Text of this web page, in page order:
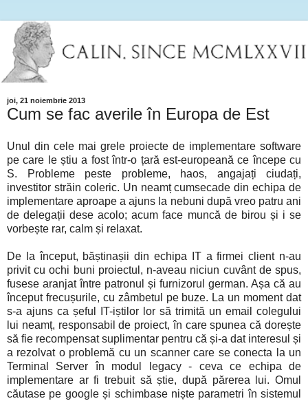
joi, 21 noiembrie 2013
Cum se fac averile în Europa de Est
Unul din cele mai grele proiecte de implementare software
pe care le știu a fost într-o țară est-europeană ce începe cu
S. Probleme peste probleme, haos, angajați ciudați,
investitor străin coleric. Un neamț cumsecade din echipa de
implementare aproape a ajuns la nebuni după vreo patru ani
de delegații dese acolo; acum face muncă de birou și i se
vorbește rar, calm și relaxat.
De la început, băștinașii din echipa IT a firmei client n-au
privit cu ochi buni proiectul, n-aveau niciun cuvânt de spus,
fusese aranjat între patronul și furnizorul german. Așa că au
început frecușurile, cu zâmbetul pe buze. La un moment dat
s-a ajuns ca șeful IT-iștilor lor să trimită un email colegului
lui neamț, responsabil de proiect, în care spunea că dorește
să fie recompensat suplimentar pentru că și-a dat interesul și
a rezolvat o problemă cu un scanner care se conecta la un
Terminal Server în modul legacy - ceva ce echipa de
implementare ar fi trebuit să știe, după părerea lui. Omul
căutase pe google și schimbase niște parametri în sistemul